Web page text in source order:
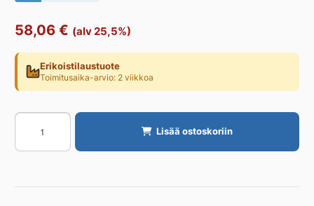
58,06 € (alv 25,5%)
Erikoistilaustuote
Toimitusaika-arvio: 2 viikkoa
VEITSI
PURUS
SAFE
määrä
Lisää ostoskoriin